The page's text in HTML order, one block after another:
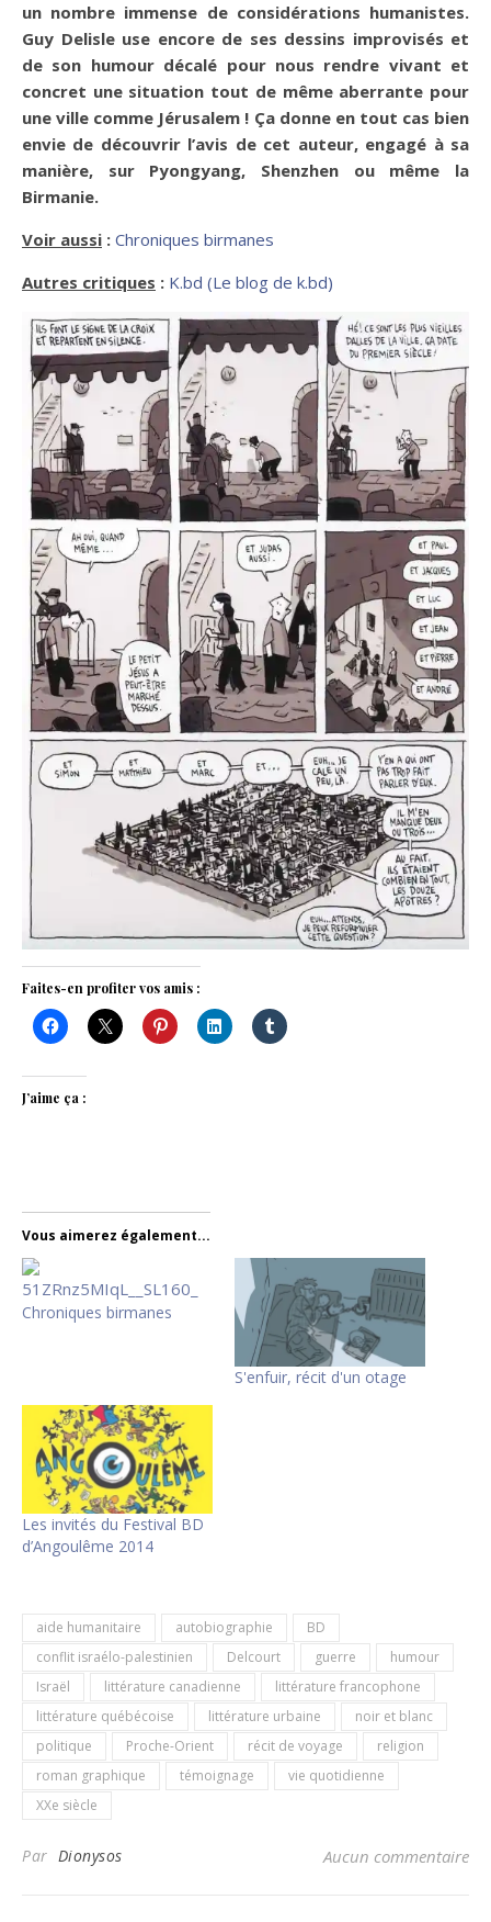
un nombre immense de considérations humanistes.
Guy Delisle use encore de ses dessins improvisés et
de son humour décalé pour nous rendre vivant et
concret une situation tout de même aberrante pour
une ville comme Jérusalem ! Ça donne en tout cas bien
envie de découvrir l’avis de cet auteur, engagé à sa
manière, sur Pyongyang, Shenzhen ou même la
Birmanie.
Voir aussi : Chroniques birmanes
Autres critiques : K.bd (Le blog de k.bd)
Faites-en profiter vos amis :
J’aime ça :
Vous aimerez également...
Chroniques birmanes
S'enfuir, récit d'un otage
Les invités du Festival BD
d’Angoulême 2014
aide humanitaire autobiographie
BD
conflit israélo-palestinien
Delcourt guerre
humour
Israël
littérature canadienne
littérature francophone
littérature québécoise
littérature urbaine
noir et blanc
politique
Proche-Orient récit de voyage
religion
roman graphique
témoignage
vie quotidienne
XXe siècle
Par Dionysos Aucun commentaire